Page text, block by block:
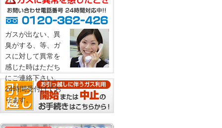
ガスが出ない、異
臭がする、等、ガ
スに対して異常を
感じた時はただち
にご連絡下さい。
24時間受付けてお
ります。